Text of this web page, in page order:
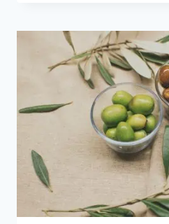
ROTWEIN,
FÜR
WEISSWEIN!